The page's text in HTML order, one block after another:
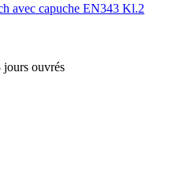
avec capuche EN343 Kl.2
ouvrés